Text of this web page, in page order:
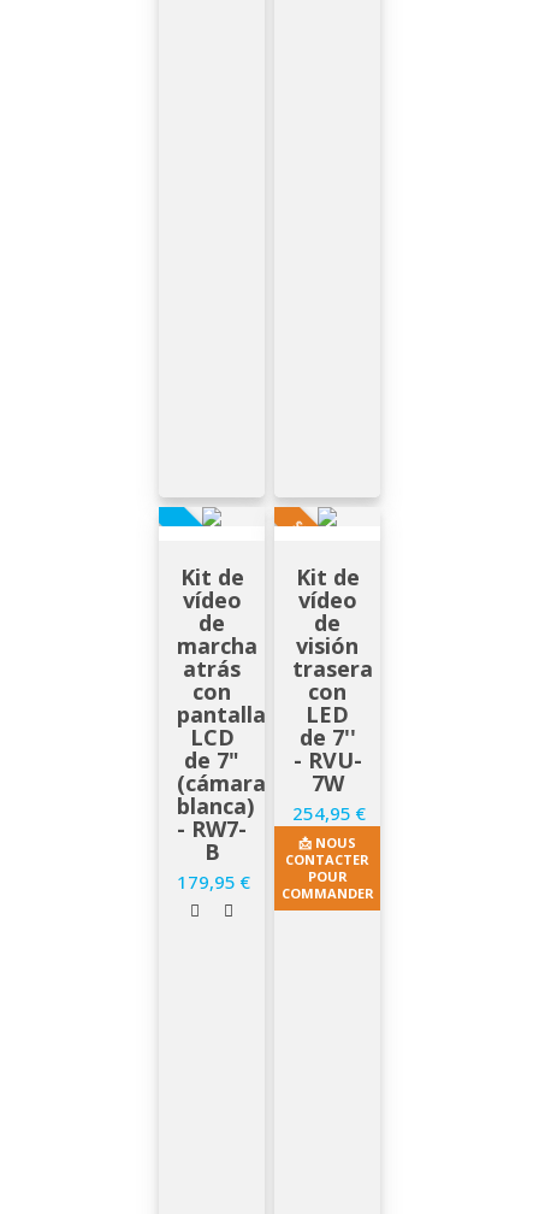
EN STOCK
Kit de
vídeo
de
marcha
atrás
con
pantalla
LCD
de 7"
(cámara
blanca)
- RW7-
B
Precio
179,95 €
SUR DEMANDE
Kit de
vídeo
de
visión
trasera
con
LED
de 7''
- RVU-
7W
Precio
254,95 €
📩 NOUS
CONTACTER
POUR
COMMANDER